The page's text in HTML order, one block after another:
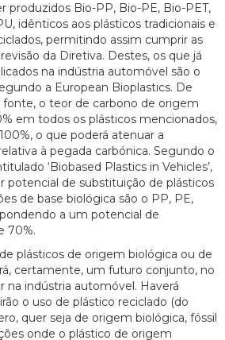
produzidos Bio-PP, Bio-PE, Bio-PET,
idênticos aos plásticos tradicionais e
permitindo assim cumprir as
da Diretiva. Destes, os que já
na indústria automóvel são o
a European Bioplastics. De
o teor de carbono de origem
em todos os plásticos mencionados,
o que poderá atenuar a
à pegada carbónica. Segundo o
‘Biobased Plastics in Vehicles’,
potencial de substituição de plásticos
de base biológica são o PP, PE,
a um potencial de
70%.
plásticos de origem biológica ou de
certamente, um futuro conjunto, no
na indústria automóvel. Haverá
o uso de plástico reciclado (do
quer seja de origem biológica, fóssil
onde o plástico de origem